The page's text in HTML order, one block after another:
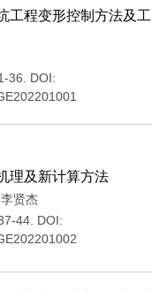
工程变形控制方法及工
36.
DOI:
理及新计算方法
李贤杰
44. DOI: